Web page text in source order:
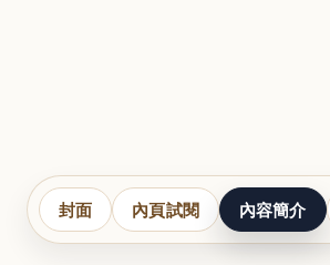
封面 內頁試閱 內容簡介